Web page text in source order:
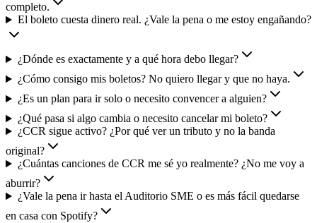
completo.
El boleto cuesta dinero real. ¿Vale la pena o me estoy engañando?
¿Dónde es exactamente y a qué hora debo llegar?
¿Cómo consigo mis boletos? No quiero llegar y que no haya.
¿Es un plan para ir solo o necesito convencer a alguien?
¿Qué pasa si algo cambia o necesito cancelar mi boleto?
¿CCR sigue activo? ¿Por qué ver un tributo y no la banda
original?
¿Cuántas canciones de CCR me sé yo realmente? ¿No me voy a
aburrir?
¿Vale la pena ir hasta el Auditorio SME o es más fácil quedarse
en casa con Spotify?